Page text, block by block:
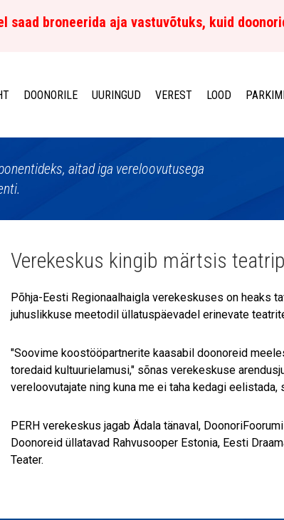
saad broneerida aja vastuvõtuks, kuid
DOONORILE UURINGUD VEREST LOOD
aitad iga vereloovutusega
Verekeskus kingib märtsis
Põhja-Eesti Regionaalhaigla verekeskuses on heaks
juhuslikkuse meetodil üllatuspäevadel erinevate
"Soovime koostööpartnerite kaasabil doonoreid
toredaid kultuurielamusi," sõnas verekeskuse
vereloovutajate ning kuna me ei taha kedagi
PERH verekeskus jagab Ädala tänaval,
Doonoreid üllatavad Rahvusooper Estonia, Eesti
Teater.